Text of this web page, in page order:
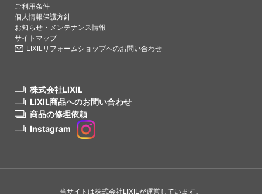
ご利用条件
個人情報保護方針
お知らせ・メンテナンス情報
サイトマップ
LIXILリフォームショップへのお問い合わせ
株式会社LIXIL
LIXIL商品へのお問い合わせ
商品の修理依頼
Instagram
当サイトは株式会社LIXILが運営しています。